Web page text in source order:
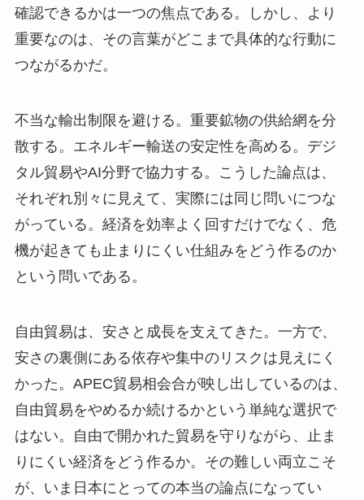
確認できるかは一つの焦点である。しかし、より
重要なのは、その言葉がどこまで具体的な行動に
つながるかだ。
不当な輸出制限を避ける。重要鉱物の供給網を分
散する。エネルギー輸送の安定性を高める。デジ
タル貿易やAI分野で協力する。こうした論点は、
それぞれ別々に見えて、実際には同じ問いにつな
がっている。経済を効率よく回すだけでなく、危
機が起きても止まりにくい仕組みをどう作るのか
という問いである。
自由貿易は、安さと成長を支えてきた。一方で、
安さの裏側にある依存や集中のリスクは見えにく
かった。APEC貿易相会合が映し出しているのは、
自由貿易をやめるか続けるかという単純な選択で
はない。自由で開かれた貿易を守りながら、止ま
りにくい経済をどう作るか。その難しい両立こそ
が、いま日本にとっての本当の論点になってい